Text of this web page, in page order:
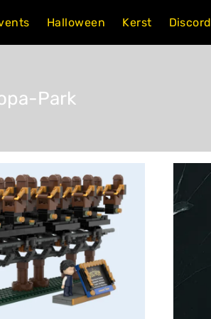
Halloween Kerst Discord
Park